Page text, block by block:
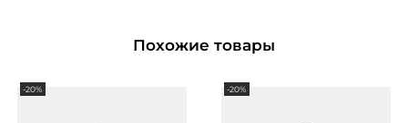
Похожие товары
-20% -20%